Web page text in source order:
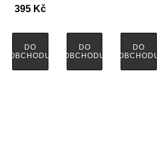
395 Kč
DO
OBCHODU
DO
OBCHODU
DO
OBCHODU